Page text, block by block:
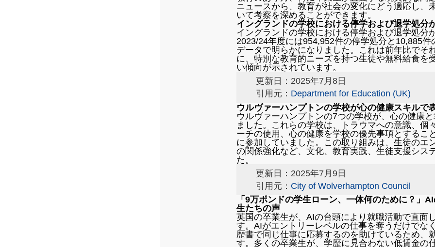
ニュースから、教育が社会の変化にどう適応し、
いて考察を深めることができます。
イングランドの学校における停学および退学処分
イングランドの学校における停学および退学処分
2023/24年度には954,952件の停学処分と10,885
データで明らかになりました。これは前年比でそ
に、特別な教育的ニーズを持つ生徒や無料給食を
い傾向が示されています。
更新日：2025年7月8日
引用元： Department for Education (UK)
ウルヴァーハンプトンの学校が心の健康スキルで
ウルヴァーハンプトンの7つの学校が、心の健康
ました。これらの学校は、トラウマへの意識、個
ーチの使用、心の健康を学校の優先事項とするこ
に参加していました。この取り組みは、生徒のエ
の関係強化など、文化、教育実践、生徒支援シス
た。
更新日：2025年7月9日
引用元： City of Wolverhampton Council
「9万ポンドの学生ローン、一体何のために？」
生たちの声
英国の卒業生が、AIの台頭により就職活動で直面
す。AIがエントリーレベルの仕事を奪うだけでな
歴書で同じ仕事に応募するのを助けているため、
す。多くの卒業生が、学歴に見合わない低賃金の